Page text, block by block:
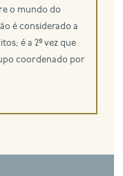
o mundo do
é considerado a
é a 2ª vez que
coordenado por